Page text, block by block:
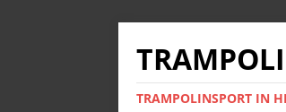
TRAMPOLINSPORT IN